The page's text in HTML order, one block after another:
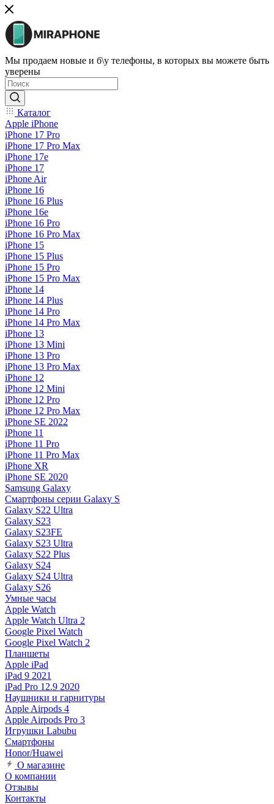
Мы продаем новые и б\у телефоны, в которых вы можете быть
уверены
Каталог
Apple iPhone
iPhone 17 Pro
iPhone 17 Pro Max
iPhone 17e
iPhone 17
iPhone Air
iPhone 16
iPhone 16 Plus
iPhone 16e
iPhone 16 Pro
iPhone 16 Pro Max
iPhone 15
iPhone 15 Plus
iPhone 15 Pro
iPhone 15 Pro Max
iPhone 14
iPhone 14 Plus
iPhone 14 Pro
iPhone 14 Pro Max
iPhone 13
iPhone 13 Mini
iPhone 13 Pro
iPhone 13 Pro Max
iPhone 12
iPhone 12 Mini
iPhone 12 Pro
iPhone 12 Pro Max
iPhone SE 2022
iPhone 11
iPhone 11 Pro
iPhone 11 Pro Max
iPhone XR
iPhone SE 2020
Samsung Galaxy
Смартфоны серии Galaxy S
Galaxy S22 Ultra
Galaxy S23
Galaxy S23FE
Galaxy S23 Ultra
Galaxy S22 Plus
Galaxy S24
Galaxy S24 Ultra
Galaxy S26
Умные часы
Apple Watch
Apple Watch Ultra 2
Google Pixel Watch
Google Pixel Watch 2
Планшеты
Apple iPad
iPad 9 2021
iPad Pro 12.9 2020
Наушники и гарнитуры
Apple Airpods 4
Apple Airpods Pro 3
Игрушки Labubu
Смартфоны
Honor/Huawei
О магазине
О компании
Отзывы
Контакты